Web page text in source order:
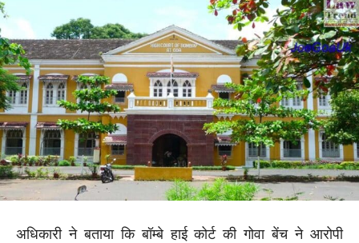
अधिकारी ने बताया कि बॉम्बे हाई कोर्ट की गोवा बेंच ने आरोपी